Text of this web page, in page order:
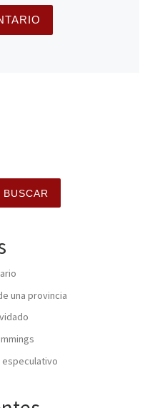
BUSCAR
una provincia
especulativo